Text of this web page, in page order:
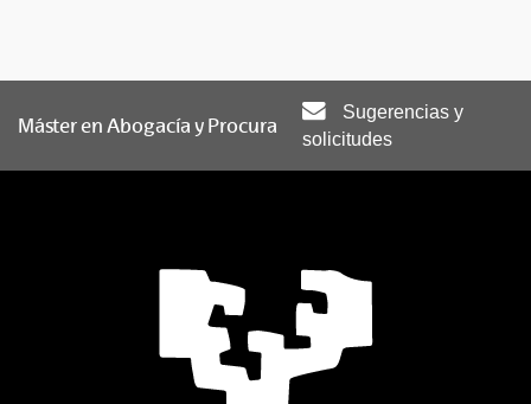
Máster en Abogacía y Procura
Sugerencias y
solicitudes